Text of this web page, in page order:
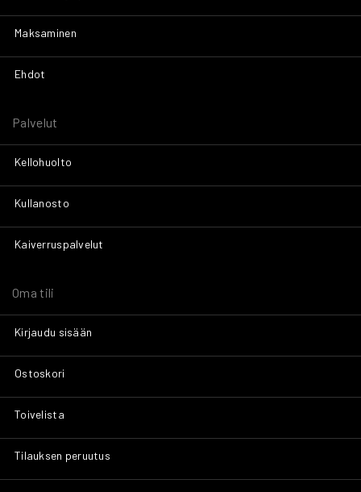
Maksaminen
Ehdot
Palvelut
Kellohuolto
Kullanosto
Kaiverruspalvelut
Oma tili
Kirjaudu sisään
Ostoskori
Toivelista
Tilauksen peruutus